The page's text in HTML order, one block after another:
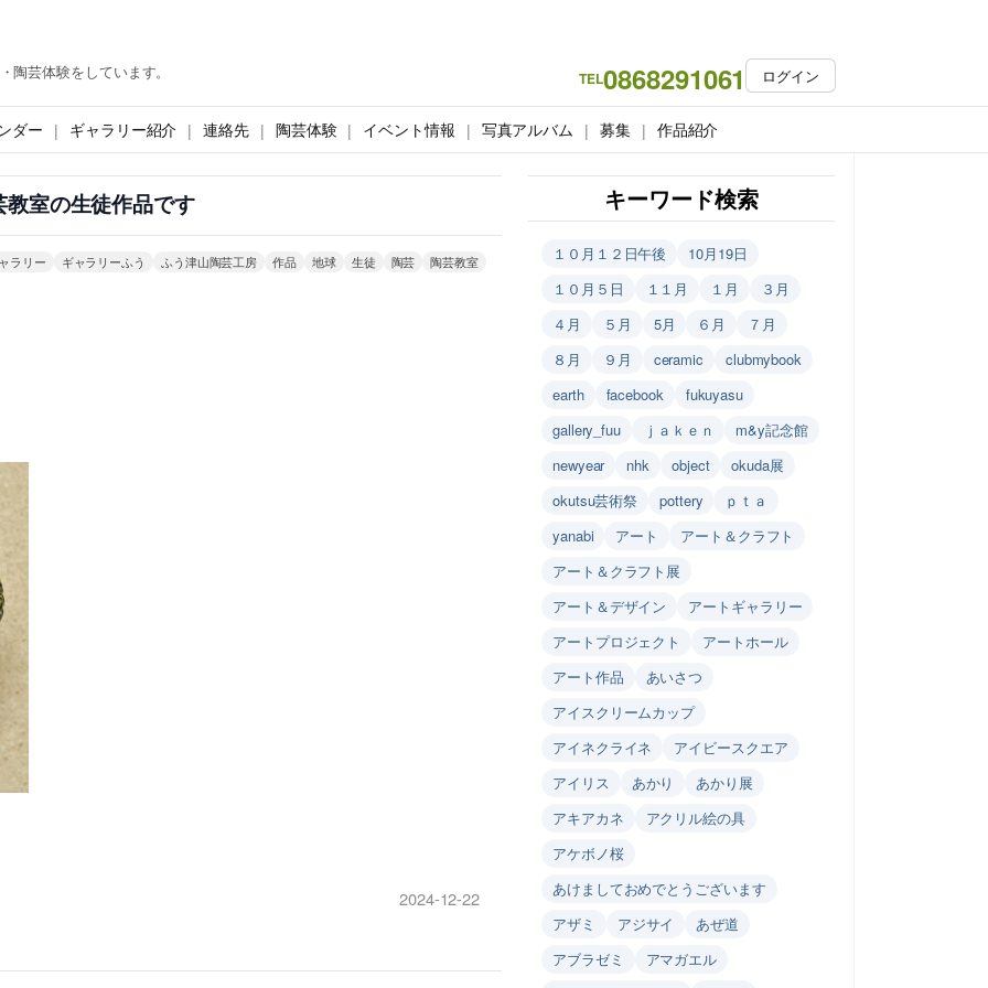
芸体験をしています。 TEL0868291061 ログイン
ダー ギャラリー紹介 連絡先 陶芸体験 イベント情報 写真アルバム 募集 作品紹介
教室の生徒作品です
ラリー ギャラリーふう ふう津山陶芸工房 作品 地球 生徒 陶芸 陶芸教室
2024-12-22
キーワード検索
１０月１２日午後
10月19日
１０月５日
１１月 １月
３月
４月
５月 5月 ６月
７月
８月
９月 ceramic
clubmybook
earth
facebook
fukuyasu
gallery_fuu
ｊａｋｅｎ
m&y記念館
newyear
nhk object
okuda展
okutsu芸術祭
pottery
ｐｔａ
yanabi
アート
アート＆クラフト
アート＆クラフト展
アート＆デザイン
アートギャラリー
アートプロジェクト
アートホール
アート作品
あいさつ
アイスクリームカップ
アイネクライネ
アイビースクエア
アイリス
あかり
あかり展
アキアカネ
アクリル絵の具
アケボノ桜
あけましておめでとうございます
アザミ
アジサイ
あぜ道
アブラゼミ
アマガエル